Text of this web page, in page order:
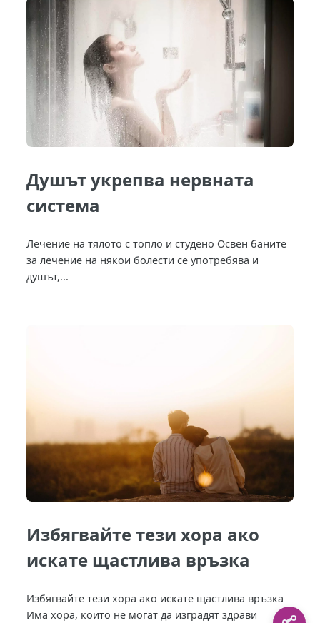
Душът укрепва нервната
система
Лечение на тялото с топло и студено Освен баните
за лечение на някои болести се употребява и
душът,...
Избягвайте тези хора ако
искате щастлива връзка
Избягвайте тези хора ако искате щастлива връзка
Има хора, които не могат да изградят здрави